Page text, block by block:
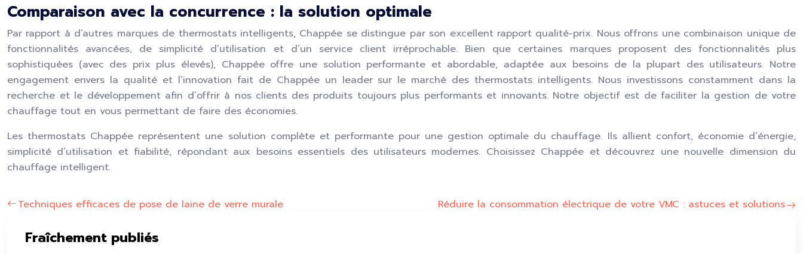
Comparaison avec la concurrence : la solution optimale
Par rapport à d’autres marques de thermostats intelligents, Chappée se distingue par son excellent rapport qualité-prix. Nous offrons une combinaison unique de
fonctionnalités avancées, de simplicité d’utilisation et d’un service client irréprochable. Bien que certaines marques proposent des fonctionnalités plus
sophistiquées (avec des prix plus élevés), Chappée offre une solution performante et abordable, adaptée aux besoins de la plupart des utilisateurs. Notre
engagement envers la qualité et l’innovation fait de Chappée un leader sur le marché des thermostats intelligents. Nous investissons constamment dans la
recherche et le développement afin d’offrir à nos clients des produits toujours plus performants et innovants. Notre objectif est de faciliter la gestion de votre
chauffage tout en vous permettant de faire des économies.
Les thermostats Chappée représentent une solution complète et performante pour une gestion optimale du chauffage. Ils allient confort, économie d’énergie,
simplicité d’utilisation et fiabilité, répondant aux besoins essentiels des utilisateurs modernes. Choisissez Chappée et découvrez une nouvelle dimension du
chauffage intelligent.
Techniques efficaces de pose de laine de verre murale Réduire la consommation électrique de votre VMC : astuces et solutions
Fraîchement publiés